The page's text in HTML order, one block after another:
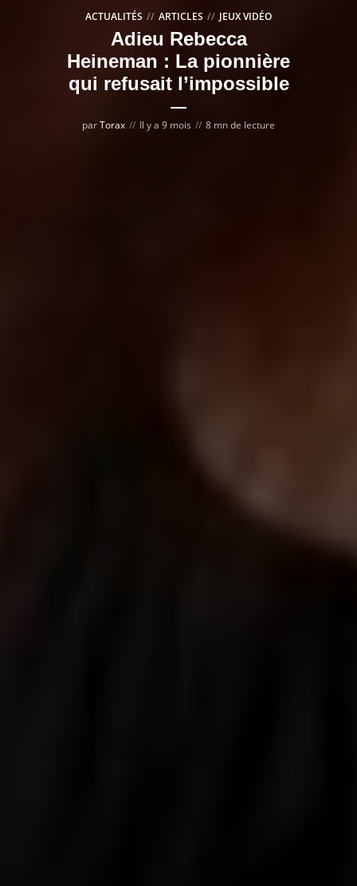
ACTUALITÉS ARTICLES JEUX VIDÉO
Adieu Rebecca
Heineman : La pionnière
qui refusait l’impossible
parTorax Il y a 9 mois 8 mn de lecture